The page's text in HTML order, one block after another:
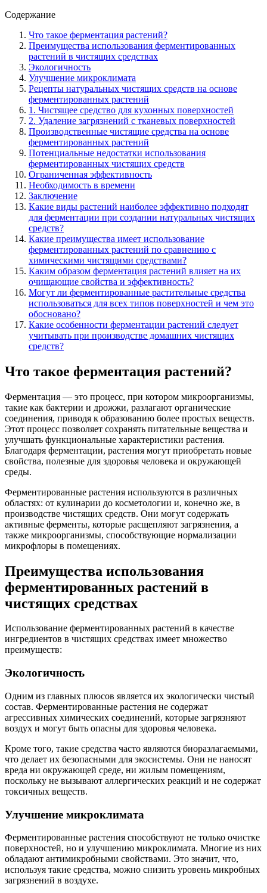
Содержание
Что такое ферментация растений?
Преимущества использования ферментированных
растений в чистящих средствах
Экологичность
Улучшение микроклимата
Рецепты натуральных чистящих средств на основе
ферментированных растений
1. Чистящее средство для кухонных поверхностей
2. Удаление загрязнений с тканевых поверхностей
Производственные чистящие средства на основе
ферментированных растений
Потенциальные недостатки использования
ферментированных чистящих средств
Ограниченная эффективность
Необходимость в времени
Заключение
Какие виды растений наиболее эффективно подходят
для ферментации при создании натуральных чистящих
средств?
Какие преимущества имеет использование
ферментированных растений по сравнению с
химическими чистящими средствами?
Каким образом ферментация растений влияет на их
очищающие свойства и эффективность?
Могут ли ферментированные растительные средства
использоваться для всех типов поверхностей и чем это
обосновано?
Какие особенности ферментации растений следует
учитывать при производстве домашних чистящих
средств?
Что такое ферментация растений?
Ферментация — это процесс, при котором микроорганизмы,
такие как бактерии и дрожжи, разлагают органические
соединения, приводя к образованию более простых веществ.
Этот процесс позволяет сохранять питательные вещества и
улучшать функциональные характеристики растения.
Благодаря ферментации, растения могут приобретать новые
свойства, полезные для здоровья человека и окружающей
среды.
Ферментированные растения используются в различных
областях: от кулинарии до косметологии и, конечно же, в
производстве чистящих средств. Они могут содержать
активные ферменты, которые расщепляют загрязнения, а
также микроорганизмы, способствующие нормализации
микрофлоры в помещениях.
Преимущества использования
ферментированных растений в
чистящих средствах
Использование ферментированных растений в качестве
ингредиентов в чистящих средствах имеет множество
преимуществ:
Экологичность
Одним из главных плюсов является их экологически чистый
состав. Ферментированные растения не содержат
агрессивных химических соединений, которые загрязняют
воздух и могут быть опасны для здоровья человека.
Кроме того, такие средства часто являются биоразлагаемыми,
что делает их безопасными для экосистемы. Они не наносят
вреда ни окружающей среде, ни жилым помещениям,
поскольку не вызывают аллергических реакций и не содержат
токсичных веществ.
Улучшение микроклимата
Ферментированные растения способствуют не только очистке
поверхностей, но и улучшению микроклимата. Многие из них
обладают антимикробными свойствами. Это значит, что,
используя такие средства, можно снизить уровень микробных
загрязнений в воздухе.